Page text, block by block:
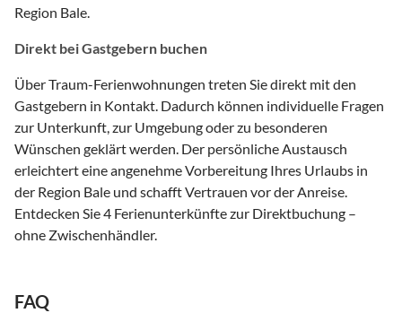
Region Bale.
Direkt bei Gastgebern buchen
Über Traum-Ferienwohnungen treten Sie direkt mit den
Gastgebern in Kontakt. Dadurch können individuelle Fragen
zur Unterkunft, zur Umgebung oder zu besonderen
Wünschen geklärt werden. Der persönliche Austausch
erleichtert eine angenehme Vorbereitung Ihres Urlaubs in
der Region Bale und schafft Vertrauen vor der Anreise.
Entdecken Sie 4 Ferienunterkünfte zur Direktbuchung –
ohne Zwischenhändler.
FAQ